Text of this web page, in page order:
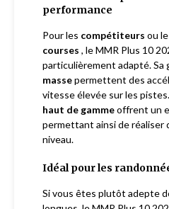
performance
Pour les compétiteurs ou
courses , le MMR Plus 10
particulièrement adapté.
massepermettent des
vitesse élevée sur les
haut de gammeoffrent un
permettant ainsi de réaliser
niveau.
Idéal pour les
Si vous êtes plutôt adepte